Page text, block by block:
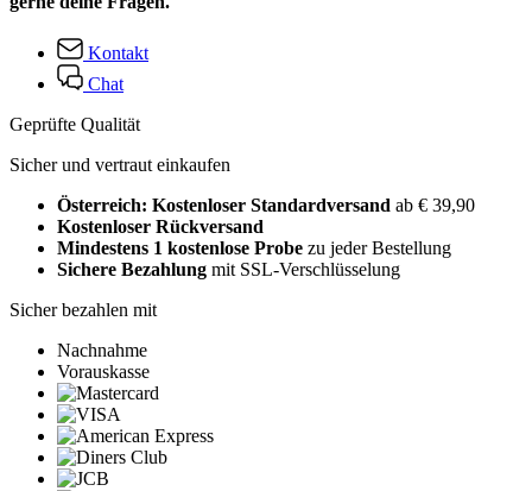
Kontakt
Chat
Geprüfte Qualität
Sicher und vertraut einkaufen
Österreich: Kostenloser Standardversand ab € 39,90
Kostenloser Rückversand
Mindestens 1 kostenlose Probe zu jeder Bestellung
Sichere Bezahlung mit SSL-Verschlüsselung
Sicher bezahlen mit
Nachnahme
Vorauskasse